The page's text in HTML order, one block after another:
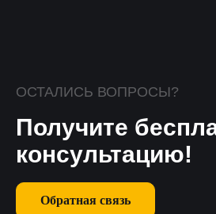
ОСТАЛИСЬ ВОПРОСЫ?
Получите
консультацию!
Обратная связь